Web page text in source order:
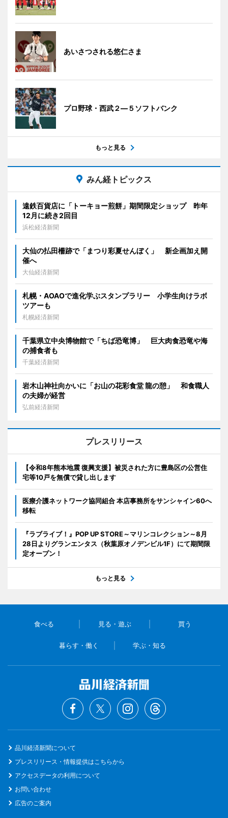
あいさつされる悠仁さま
プロ野球・西武２―５ソフトバンク
もっと見る
みん経トピックス
遠鉄百貨店に「トーキョー煎餅」期間限定ショップ 昨年
12月に続き2回目
浜松経済新聞
大仙の払田柵跡で「まつり彩夏せんぼく」 新企画加え開
催へ
大仙経済新聞
札幌・AOAOで進化学ぶスタンプラリー 小学生向けラボ
ツアーも
札幌経済新聞
千葉県立中央博物館で「ちば恐竜博」 巨大肉食恐竜や海
の捕食者も
千葉経済新聞
岩木山神社向かいに「お山の花彩食堂 龍の憩」 和食職人
の夫婦が経営
弘前経済新聞
プレスリリース
【令和8年熊本地震 復興支援】被災された方に豊島区の公営住
宅等10戸を無償で貸し出します
医療介護ネットワーク協同組合 本店事務所をサンシャイン60へ
移転
『ラブライブ！』POP UP STORE～マリンコレクション～8月
28日よりグランエンタス（秋葉原オノデンビル1F）にて期間限
定オープン！
もっと見る
食べる 見る・遊ぶ 買う
暮らす・働く 学ぶ・知る
品川経済新聞について
プレスリリース・情報提供はこちらから
アクセスデータの利用について
お問い合わせ
広告のご案内